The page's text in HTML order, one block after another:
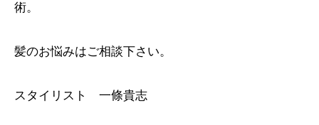
術。
髪のお悩みはご相談下さい。
スタイリスト 一條貴志